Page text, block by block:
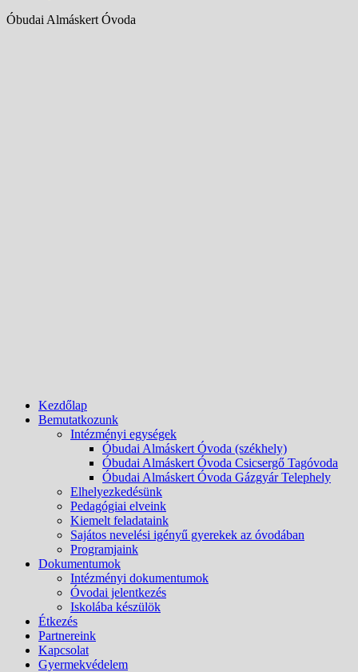
Óbudai Almáskert Óvoda
Kezdőlap
Bemutatkozunk
Intézményi egységek
Óbudai Almáskert Óvoda (székhely)
Óbudai Almáskert Óvoda Csicsergő Tagóvoda
Óbudai Almáskert Óvoda Gázgyár Telephely
Elhelyezkedésünk
Pedagógiai elveink
Kiemelt feladataink
Sajátos nevelési igényű gyerekek az óvodában
Programjaink
Dokumentumok
Intézményi dokumentumok
Óvodai jelentkezés
Iskolába készülök
Étkezés
Partnereink
Kapcsolat
Gyermekvédelem